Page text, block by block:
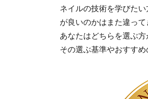
ネイルの技術を学びた
が良いのかはまた違って
あなたはどちらを選ぶ
その選ぶ基準やおすす